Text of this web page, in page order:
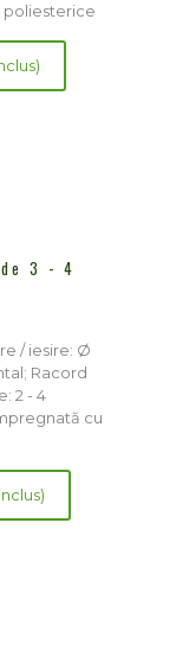
poliesterice
3 - 4
/ iesire: Ø
Racord
2 - 4
cu